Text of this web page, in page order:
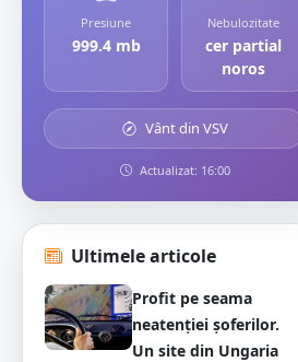
Presiune
999.4 mb
Nebulozitate
cer partial
noros
Vânt din VSV
Actualizat: 16:00
Ultimele articole
Profit pe seama
neatenției șoferilor.
Un site din Ungaria